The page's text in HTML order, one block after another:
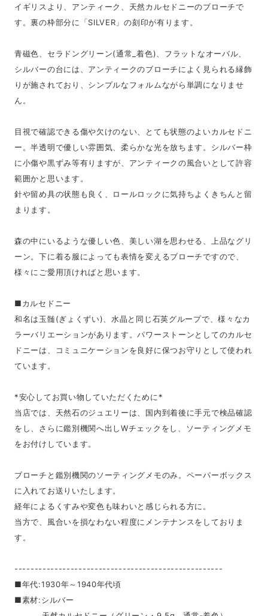
イギリスより、アンティーク、天然カルセドニーのブローチで
す。裏の枠部分に「SILVER」の刻印が有ります。
青磁色、セラドングリーン(通常_着色)、フラットなオーバル、
シルバーの台には、アンティークのブローチによく見られる縁飾
りが施されており、シンプルなフォルムながら単調になりませ
ん。
目視で確認できる傷や欠けのない、とても状態のよいカルセドニ
ー。半透明で優しい雰囲気、柔らかな光を放ちます。シルバー枠
に小傷や黒ずみ等有りますが、アンティークの風合いとして許容
範囲かと思います。
針や留め具の状態も良く、ロールロックに気持ちよくきちんと留
まります。
森の中にいるような優しい色、美しい湖を思わせる、上品なグリ
ーン。下に着る服によっても表情を変えるブローチですので、
様々にご愛用頂ければと思います。
■カルセドニー
和名は玉髄(ぎょくずい)、水晶と同じ石英グループで、様々なカ
ラーバリエーションがあります。パワーストーンとしてのカルセ
ドニーは、コミュニケーションを良好に保つお守りとして使われ
ています。
*安心してお買い物していただくために*
当店では、天然石のジュエリーは、国内到着後に手元で検品確認
をし、さらに鑑別機関へ出しWチェックをし、ソーティングメモ
をお付けしています。
ブローチと鑑別機関のソーティングメモのみ。ペーパーボックス
に入れてお送りいたします。
経年によるくすみや変色も味わいと感じられる方に。
当方で、風合いを損なわない程度にメンテナンスをしておりま
す。
----------------------------------------------------
■年代:1930年～1940年代頃
■素材:シルバー